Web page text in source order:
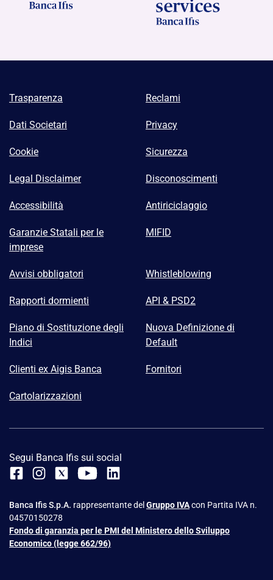
Trasparenza Reclami
Dati Societari Privacy
Cookie Sicurezza
Legal Disclaimer Disconoscimenti
Accessibilità Antiriciclaggio
Garanzie Statali per le
imprese
MIFID
Avvisi obbligatori Whistleblowing
Rapporti dormienti API & PSD2
Piano di Sostituzione degli
Indici
Nuova Definizione di
Default
Clienti ex Aigis Banca Fornitori
Cartolarizzazioni
Segui Banca Ifis sui social
Banca Ifis S.p.A. rappresentante del Gruppo IVAcon Partita IVA n.
04570150278
Fondo di garanzia per le PMI del Ministero dello Sviluppo
Economico (legge 662/96)